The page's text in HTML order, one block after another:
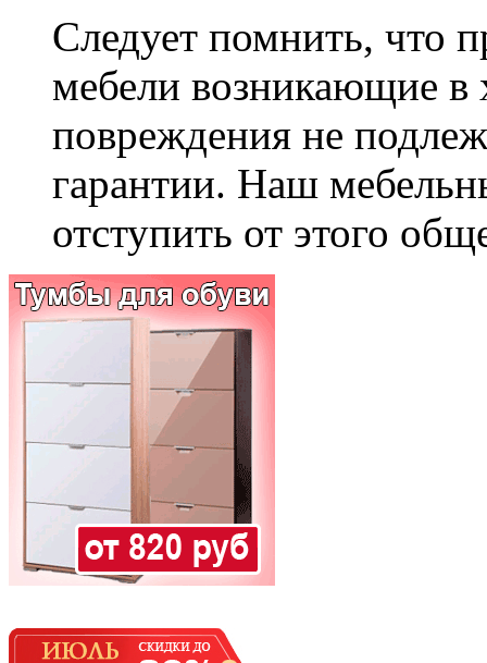
Следует помнить, что
мебели возникающие в
повреждения не
гарантии. Наш
отступить от этого